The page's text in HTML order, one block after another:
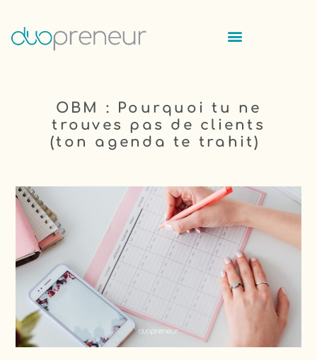
OBM : Pourquoi tu ne
trouves pas de clients
(ton agenda te trahit)